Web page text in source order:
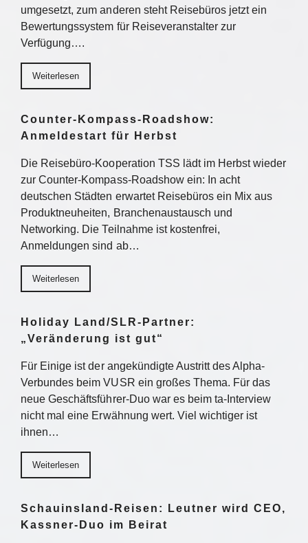
umgesetzt, zum anderen steht Reisebüros jetzt ein
Bewertungssystem für Reiseveranstalter zur
Verfügung….
Weiterlesen
Counter-Kompass-Roadshow:
Anmeldestart für Herbst
Die Reisebüro-Kooperation TSS lädt im Herbst wieder
zur Counter-Kompass-Roadshow ein: In acht
deutschen Städten erwartet Reisebüros ein Mix aus
Produktneuheiten, Branchenaustausch und
Networking. Die Teilnahme ist kostenfrei,
Anmeldungen sind ab…
Weiterlesen
Holiday Land/SLR-Partner:
„Veränderung ist gut“
Für Einige ist der angekündigte Austritt des Alpha-
Verbundes beim VUSR ein großes Thema. Für das
neue Geschäftsführer-Duo war es beim ta-Interview
nicht mal eine Erwähnung wert. Viel wichtiger ist
ihnen…
Weiterlesen
Schauinsland-Reisen: Leutner wird CEO,
Kassner-Duo im Beirat